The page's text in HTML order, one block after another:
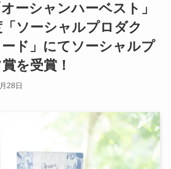
ーシャンハーベスト」
ソーシャルプロダク
ド」にてソーシャルプ
を受賞！
28日